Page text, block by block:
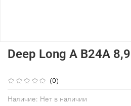
(0)
Наличие: Нет в наличии
Deep Long A B24A